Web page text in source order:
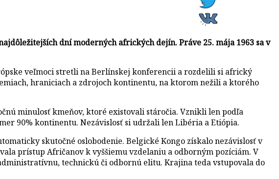
dní moderných afrických dejín. Práve 25. mája 1963 sa v
veľmoci stretli na Berlínskej konferencii a rozdelili si africký
hraniciach a zdrojoch kontinentu, na ktorom nežili a ktorého
minulosť kmeňov, ktoré existovali stáročia. Vznikli len podľa
90% kontinentu. Nezávislosť si udržali len Libéria a Etiópia.
skutočné oslobodenie. Belgické Kongo získalo nezávislosť v
prístup Afričanov k vyššiemu vzdelaniu a odborným pozíciám. V
technickú či odbornú elitu. Krajina teda vstupovala do